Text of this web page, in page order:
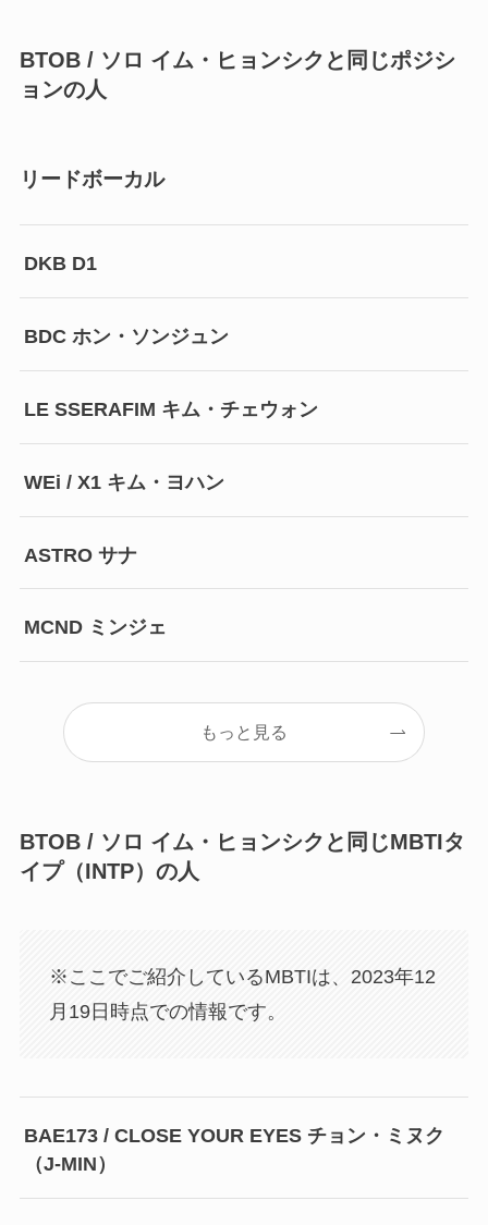
BTOB / ソロ イム・ヒョンシクと同じポジシ
ョンの人
リードボーカル
DKB D1
BDC ホン・ソンジュン
LE SSERAFIM キム・チェウォン
WEi / X1 キム・ヨハン
ASTRO サナ
MCND ミンジェ
もっと見る
BTOB / ソロ イム・ヒョンシクと同じMBTIタ
イプ（INTP）の人
※ここでご紹介しているMBTIは、2023年12
月19日時点での情報です。
BAE173 / CLOSE YOUR EYES チョン・ミヌク
（J-MIN）